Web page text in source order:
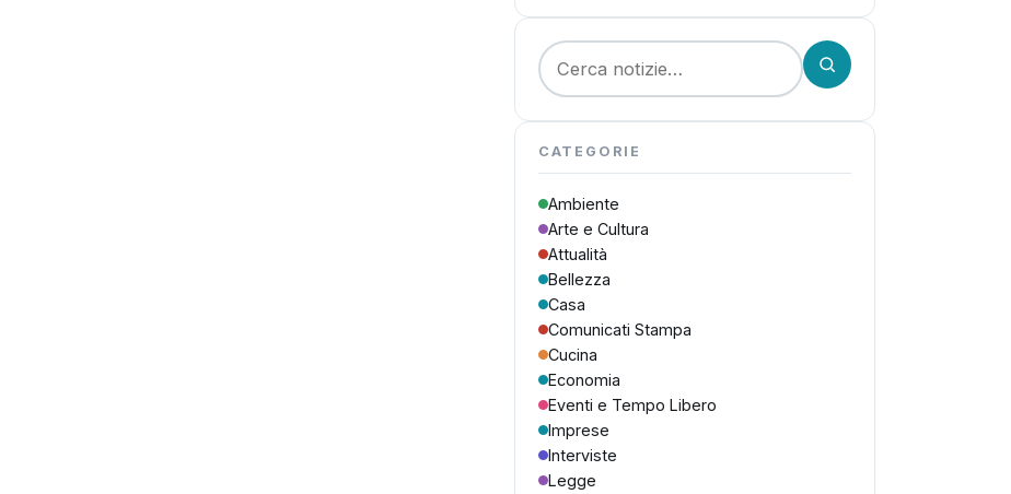
Cerca:
CATEGORIE
Ambiente
Arte e Cultura
Attualità
Bellezza
Casa
Comunicati Stampa
Cucina
Economia
Eventi e Tempo Libero
Imprese
Interviste
Legge